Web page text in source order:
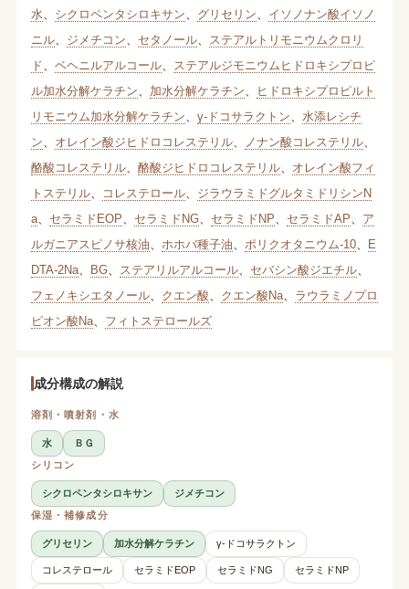
水 シクロペンタシロキサン グリセリン
イソノナン酸イソノ
ニル、 ジメチコン セタノール、
ステアルトリモニウムクロリ
ド
ベヘニルアルコール、
ステアルジモニウムヒドロキシプロピ
ル加水分解ケラチン
加水分解ケラチン
ヒドロキシプロピルト
リモニウム加水分解ケラチン
γ-ドコサラクトン
水添レシチ
ン
オレイン酸ジヒドロコレステリル、 ノナン酸コレステリル、
酪酸コレステリル、 酪酸ジヒドロコレステリル、 オレイン酸フィ
トステリル、 コレステロール、 ジラウラミドグルタミドリシンN
a、 セラミドEOP セラミドNG、 セラミドNP セラミドAP
ア
ルガニアスピノサ核油
ホホバ種子油 ポリクオタニウム-10、 E
DTA-2Na、 BG、 ステアリルアルコール、 セバシン酸ジエチル、
フェノキシエタノール、 クエン酸 クエン酸Na、 ラウラミノプロ
ピオン酸Na、 フィトステロールズ
成分構成の解説
溶剤・噴射剤・水
水
ＢＧ
シリコン
シクロペンタシロキサン
ジメチコン
保湿・補修成分
グリセリン 加水分解ケラチン γ-ドコサラクトン
コレステロール セラミドEOP セラミドNG セラミドNP